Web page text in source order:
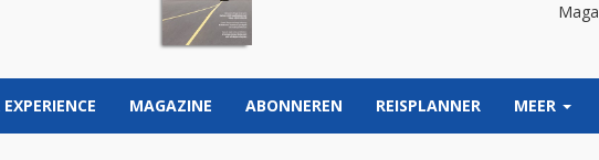
EXPERIENCE MAGAZINE ABONNEREN REISPLANNER MEER